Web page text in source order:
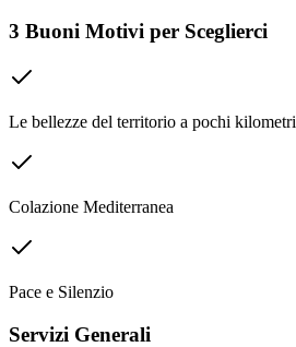
3 Buoni Motivi per Sceglierci
Le bellezze del territorio a pochi kilometri
Colazione Mediterranea
Pace e Silenzio
Servizi Generali